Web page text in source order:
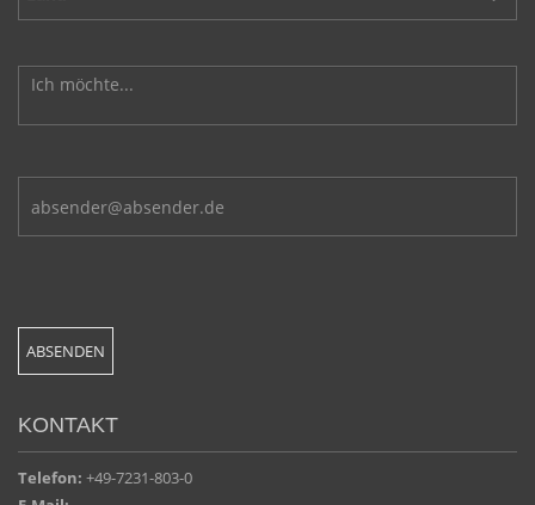
KONTAKT
Telefon: +49-7231-803-0